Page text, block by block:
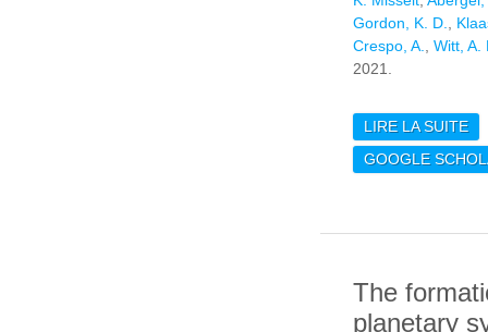
Gordon, K. D.
Crespo, A.
Witt, A.
2021.
LIRE LA SUITE
GOOGLE
The
planetary